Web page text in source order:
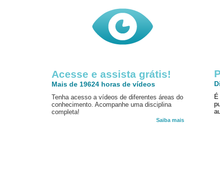
Acesse e assista grátis!
Mais de 19624 horas de vídeos
Tenha acesso a vídeos de diferentes áreas do
conhecimento. Acompanhe uma disciplina
completa!
Saiba mais